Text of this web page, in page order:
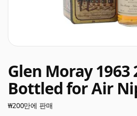
Glen Moray 1963
Bottled for Air
₩200만에 판매